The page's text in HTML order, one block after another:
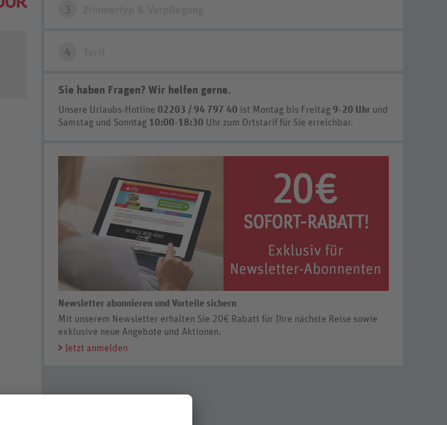
3
4
Sie haben Fragen? Wir helfen gerne.
Unsere Urlaubs-Hotline 02203 / 94 797 40 ist Montag bis Freitag 9-20 Uhr und
Samstag und Sonntag 10:00-18:30 Uhr zum Ortstarif für Sie erreichbar.
Newsletter abonnieren und Vorteile sichern
Mit unserem Newsletter erhalten Sie 20€ Rabatt für Ihre nächste Reise sowie
exklusive neue Angebote und Aktionen.
Jetzt anmelden